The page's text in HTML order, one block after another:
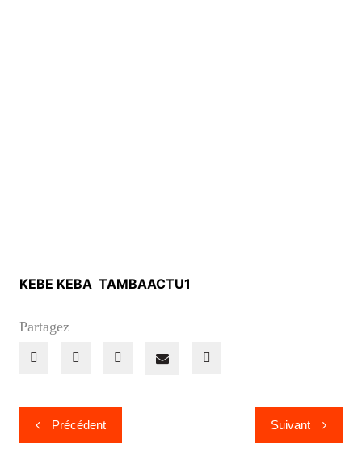
KEBE KEBA TAMBAACTU1
Partagez
Navigation
de
Précédent Suivant